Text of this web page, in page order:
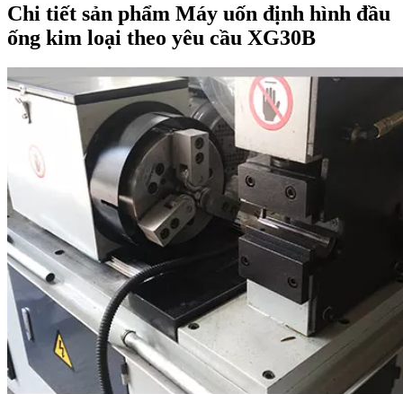
Chi tiết sản phẩm Máy uốn định hình đầu
ống kim loại theo yêu cầu XG30B